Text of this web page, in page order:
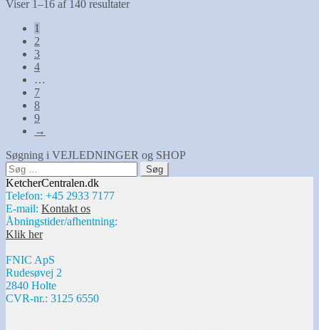
Viser 1–16 af 140 resultaterSorteret
1
2
3
4
…
7
8
9
→
Søgning i VEJLEDNINGER og SHOP
Søg
efter:
KetcherCentralen.dk
Telefon: +45 2933 7177
E-mail: Kontakt os
Åbningstider/afhentning:
Klik her
FNIC ApS
Rudesøvej 2
2840 Holte
CVR-nr.: 3125 6550